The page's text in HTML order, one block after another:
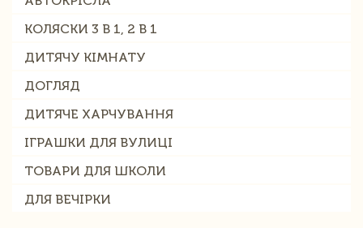
КОЛЯСКИ 3 В 1, 2 В 1
ДИТЯЧУ КІМНАТУ
ДОГЛЯД
ДИТЯЧЕ ХАРЧУВАННЯ
ІГРАШКИ ДЛЯ ВУЛИЦІ
ТОВАРИ ДЛЯ ШКОЛИ
ДЛЯ ВЕЧІРКИ